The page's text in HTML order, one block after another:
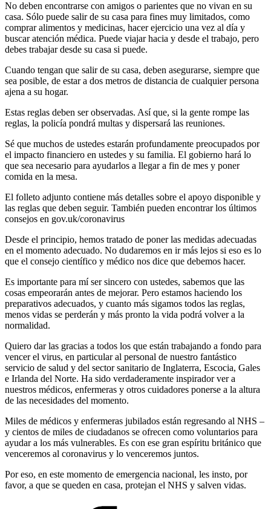
No deben encontrarse con amigos o parientes que no vivan en su
casa. Sólo puede salir de su casa para fines muy limitados, como
comprar alimentos y medicinas, hacer ejercicio una vez al día y
buscar atención médica. Puede viajar hacia y desde el trabajo, pero
debes trabajar desde su casa si puede.
Cuando tengan que salir de su casa, deben asegurarse, siempre que
sea posible, de estar a dos metros de distancia de cualquier persona
ajena a su hogar.
Estas reglas deben ser observadas. Así que, si la gente rompe las
reglas, la policía pondrá multas y dispersará las reuniones.
Sé que muchos de ustedes estarán profundamente preocupados por
el impacto financiero en ustedes y su familia. El gobierno hará lo
que sea necesario para ayudarlos a llegar a fin de mes y poner
comida en la mesa.
El folleto adjunto contiene más detalles sobre el apoyo disponible y
las reglas que deben seguir. También pueden encontrar los últimos
consejos en gov.uk/coronavirus
Desde el principio, hemos tratado de poner las medidas adecuadas
en el momento adecuado. No dudaremos en ir más lejos si eso es lo
que el consejo científico y médico nos dice que debemos hacer.
Es importante para mí ser sincero con ustedes, sabemos que las
cosas empeorarán antes de mejorar. Pero estamos haciendo los
preparativos adecuados, y cuanto más sigamos todos las reglas,
menos vidas se perderán y más pronto la vida podrá volver a la
normalidad.
Quiero dar las gracias a todos los que están trabajando a fondo para
vencer el virus, en particular al personal de nuestro fantástico
servicio de salud y del sector sanitario de Inglaterra, Escocia, Gales
e Irlanda del Norte. Ha sido verdaderamente inspirador ver a
nuestros médicos, enfermeras y otros cuidadores ponerse a la altura
de las necesidades del momento.
Miles de médicos y enfermeras jubilados están regresando al NHS –
y cientos de miles de ciudadanos se ofrecen como voluntarios para
ayudar a los más vulnerables. Es con ese gran espíritu británico que
venceremos al coronavirus y lo venceremos juntos.
Por eso, en este momento de emergencia nacional, les insto, por
favor, a que se queden en casa, protejan el NHS y salven vidas.